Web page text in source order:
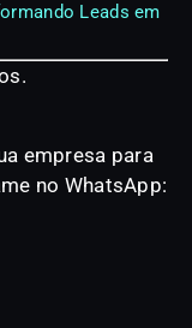
Leads em
empresa para
no WhatsApp: